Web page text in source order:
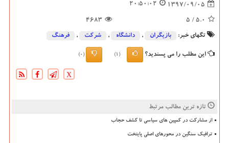
1397/09/05
20:50:02
5.0
/ 5
4683
تگهای خبر: بازیگران , دانشگاه‌ , شركت , فرهنگ
این مطلب را می پسندید؟ (1)
(0)
X
تازه ترین مطالب مرتبط
از مشارکت در کمپین های سیاسی تا کشف حجاب
ترافیک سنگین در محورهای اصلی پایتخت